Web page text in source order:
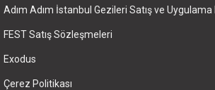
Adım Adım İstanbul Gezileri Satış ve Uygulama
FEST Satış Sözleşmeleri
Exodus
Çerez Politikası